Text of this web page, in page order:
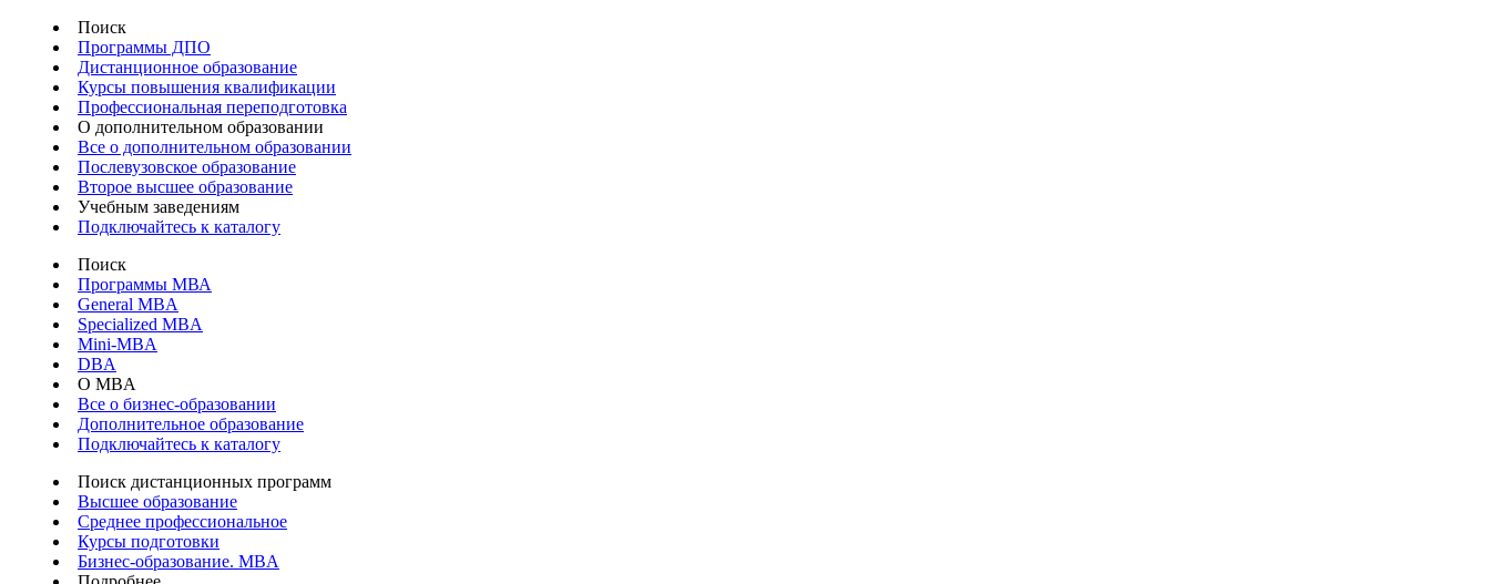
Поиск
Программы ДПО
Дистанционное образование
Курсы повышения квалификации
Профессиональная переподготовка
О дополнительном образовании
Все о дополнительном образовании
Послевузовское образование
Второе высшее образование
Учебным заведениям
Подключайтесь к каталогу
Поиск
Программы МВА
General MBA
Specialized MBA
Mini-MBA
DBA
О MBA
Все о бизнес-образовании
Дополнительное образование
Подключайтесь к каталогу
Поиск дистанционных программ
Высшее образование
Среднее профессиональное
Курсы подготовки
Бизнес-образование. MBA